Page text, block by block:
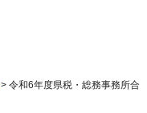
> 令和6年度県税・総務事務所合